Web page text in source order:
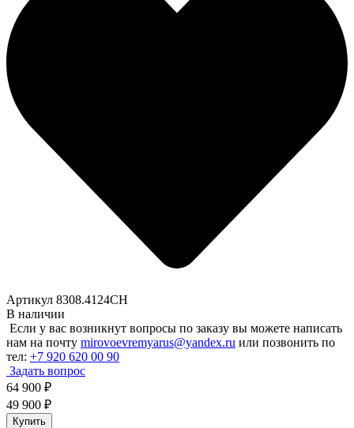
Артикул 8308.4124CH
В наличии
Если у вас возникнут вопросы по заказу вы можете написать
нам на почту mirovoevremyarus@yandex.ru или позвонить по
тел: +7 920 620 00 90
Задать вопрос
64 900 ₽
49 900 ₽
Купить